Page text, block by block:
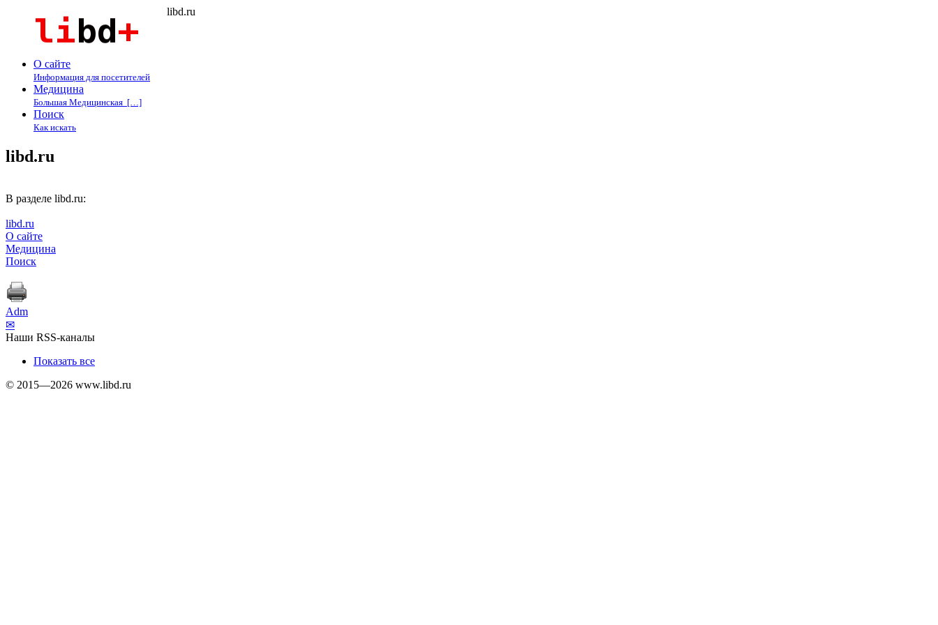
libd.ru
О сайте
Информация для посетителей
Медицина
Большая Медицинская […]
Поиск
Как искать
libd.ru
В разделе libd.ru:
libd.ru
О сайте
Медицина
Поиск
Adm
✉
Наши RSS-каналы
Показать все
© 2015—2026 www.libd.ru